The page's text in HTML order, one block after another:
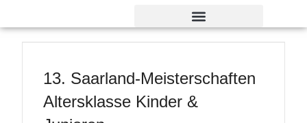
13. Saarland-Meisterschaften
Altersklasse Kinder &